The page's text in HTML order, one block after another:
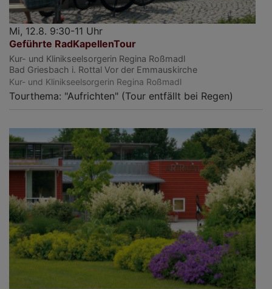
Mi, 12.8. 9:30-11 Uhr
Geführte RadKapellenTour
Kur- und Klinikseelsorgerin Regina Roßmadl
Bad Griesbach i. Rottal Vor der Emmauskirche
Kur- und Klinikseelsorgerin Regina Roßmadl
Tourthema: "Aufrichten" (Tour entfällt bei Regen)